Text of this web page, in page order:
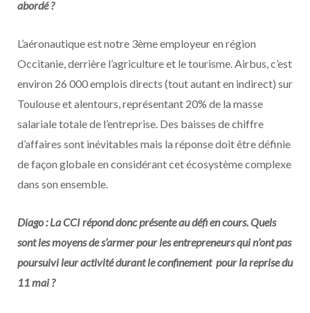
abordé ?
L’aéronautique est notre 3ème employeur en région
Occitanie, derrière l’agriculture et le tourisme. Airbus, c’est
environ 26 000 emplois directs (tout autant en indirect) sur
Toulouse et alentours, représentant 20% de la masse
salariale totale de l’entreprise. Des baisses de chiffre
d’affaires sont inévitables mais la réponse doit être définie
de façon globale en considérant cet écosystème complexe
dans son ensemble.
Diago : La CCI répond donc présente au défi en cours. Quels
sont les moyens de s’armer pour les entrepreneurs qui n’ont pas
poursuivi leur activité durant le confinement pour la reprise du
11 mai ?